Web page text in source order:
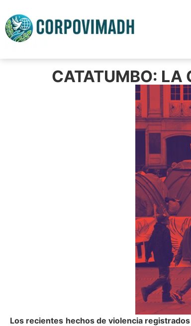
CATATUMBO: LA
Los recientes hechos de violencia